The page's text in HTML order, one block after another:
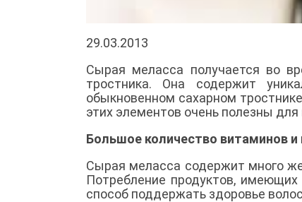
29.03.2013
Сырая меласса получается во
тростника. Она содержит
обыкновенном сахарном
этих элементов очень полезны
Большое количество витаминов и
Сырая меласса содержит много
Потребление продуктов,
способ поддержать здоровье